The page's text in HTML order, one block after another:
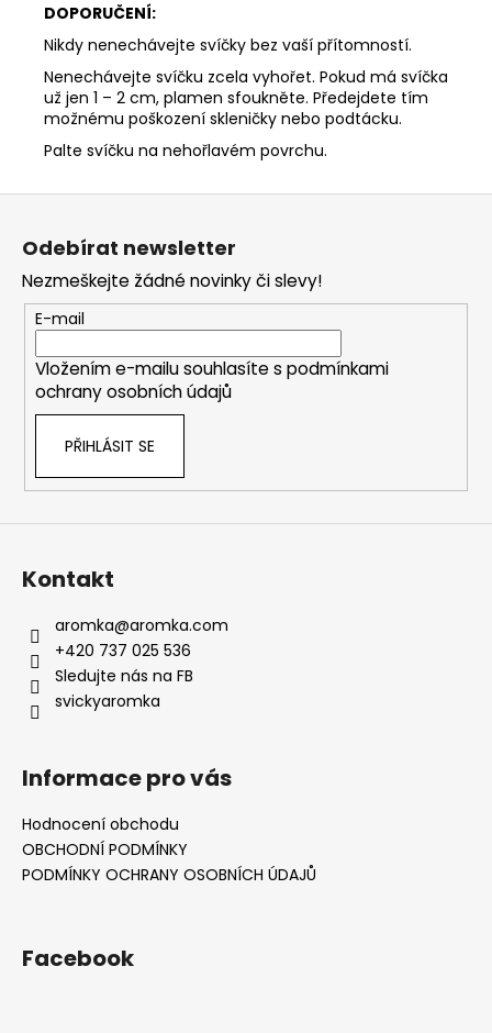
DOPORUČENÍ:
Nikdy nenechávejte svíčky bez vaší přítomností.
Nenechávejte svíčku zcela vyhořet. Pokud má svíčka
už jen 1 – 2 cm, plamen sfoukněte. Předejdete tím
možnému poškození skleničky nebo podtácku.
Palte svíčku na nehořlavém povrchu.
Z
Odebírat newsletter
Nezmeškejte žádné novinky či slevy!
E-mail
Vložením e-mailu souhlasíte s podmínkami
ochrany osobních údajů
PŘIHLÁSIT SE
Kontakt
aromka@aromka.com
+420 737 025 536
Sledujte nás na FB
svickyaromka
Informace pro vás
Hodnocení obchodu
OBCHODNÍ PODMÍNKY
PODMÍNKY OCHRANY OSOBNÍCH ÚDAJŮ
Facebook